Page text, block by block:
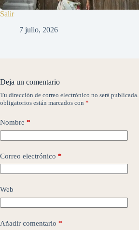
Salir
7 julio, 2026
Deja un comentario
Tu dirección de correo electrónico no será publicada.
obligatorios están marcados con *
Nombre *
Correo electrónico *
Web
Añadir comentario *